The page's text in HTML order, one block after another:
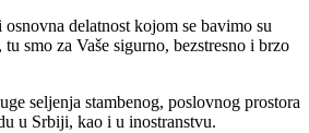
delatnost kojom se bavimo su
smo za Vaše sigurno, bezstresno i brzo
seljenja stambenog, poslovnog prostora
u Srbiji, kao i u inostranstvu.